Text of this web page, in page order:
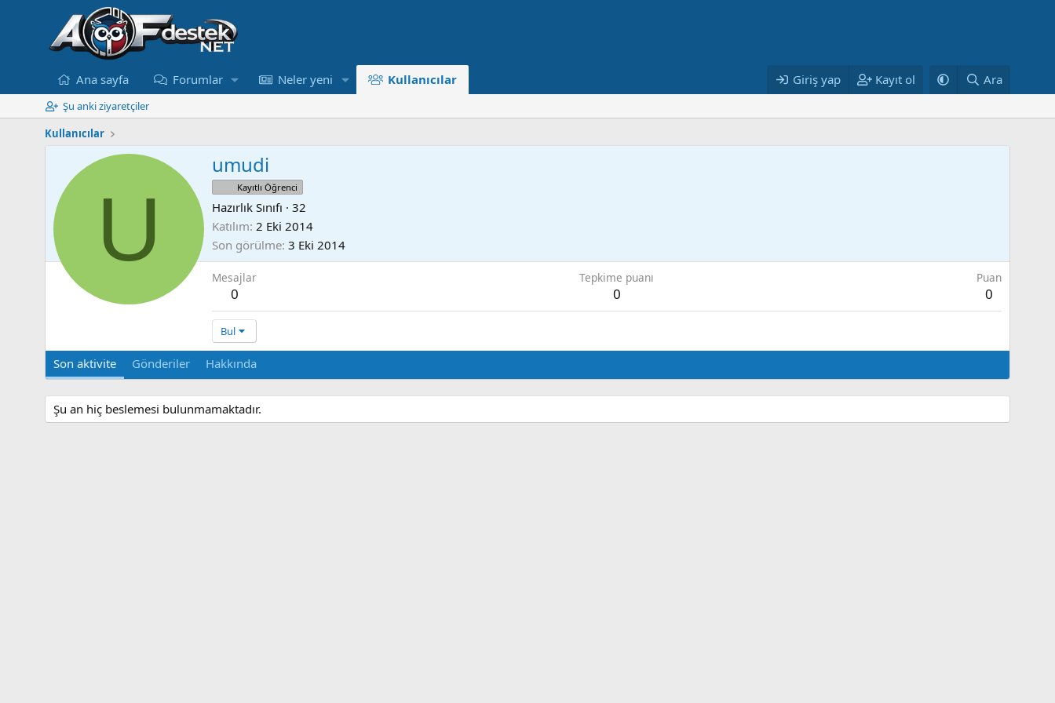
Ana sayfa Forumlar Neler yeni Kullanıcılar Giriş yap Kayıt ol Ara
Şu anki ziyaretçiler
Kullanıcılar
U
umudi
Kayıtlı Öğrenci
Hazırlık Sınıfı · 32
Katılım 2 Eki 2014
Son görülme 3 Eki 2014
Mesajlar
0
Tepkime puanı
0
Puan
0
Bul
Son aktivite Gönderiler Hakkında
Şu an hiç beslemesi bulunmamaktadır.